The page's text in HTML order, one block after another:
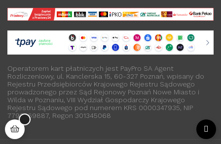
Operatorem kart płatniczych jest PayPro SA Agent
Rozliczeniowy, ul. Kanclerska 15, 60-327 Poznań, wpisany do
Rejestru Przedsiębiorców Krajowego Rejestru Sądowego
prowadzonego przez Sąd Rejonowy Poznań Nowe Miasto i
Wilda w Poznaniu, VIII Wydział Gospodarczy Krajowego
Rejestru Sądowego pod numerem KRS 0000347935, NIP
7792369887, Regon 301345068